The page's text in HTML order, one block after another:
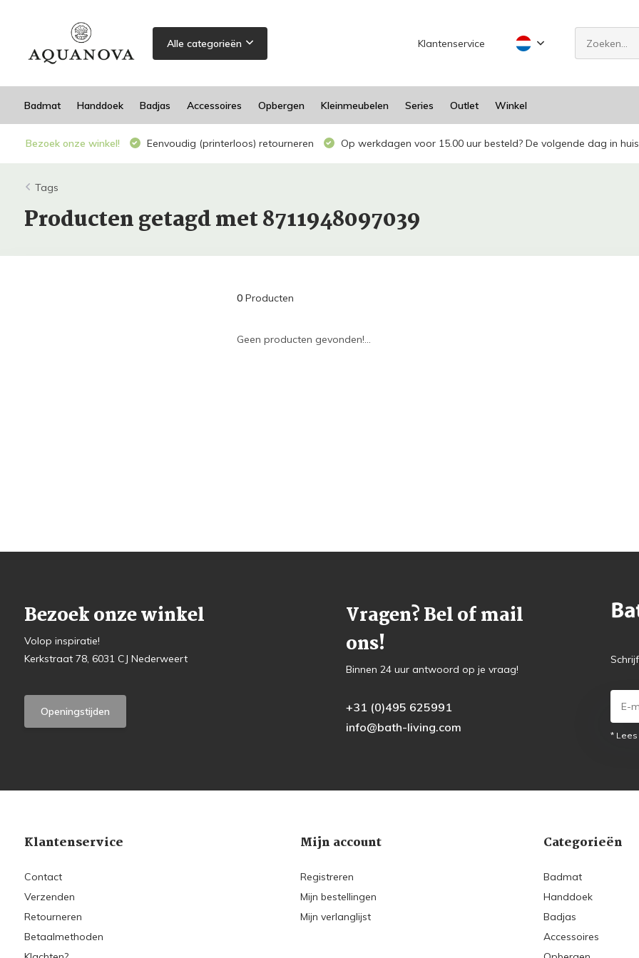
Alle categorieën Klantenservice
Badmat Handdoek Badjas Accessoires Opbergen Kleinmeubelen Series Outlet Winkel
Bezoek onze winkel! Eenvoudig (printerloos) retourneren Op werkdagen voor 15.00 uur besteld? De volgende dag in
Tags
Producten getagd met 8711948097039
0Producten
Geen producten gevonden!...
Bezoek onze winkel
Volop inspiratie!
Kerkstraat 78, 6031 CJ Nederweert
Openingstijden
Vragen? Bel of mail
ons!
Binnen 24 uur antwoord op je vraag!
+31 (0)495 625991
info@bath-living.com
*
Klantenservice
Contact
Verzenden
Retourneren
Betaalmethoden
Mijn account
Registreren
Mijn bestellingen
Mijn verlanglijst
Categorieën
Badmat
Handdoek
Badjas
Accessoires